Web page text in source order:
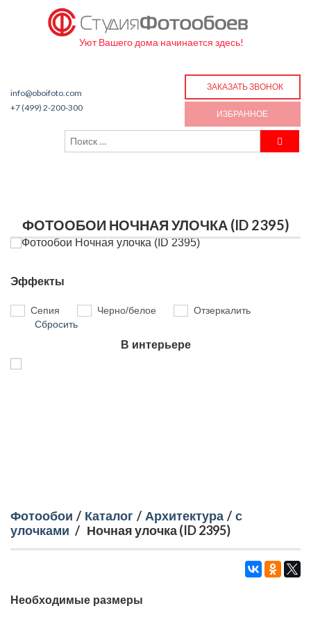
Уют Вашего дома начинается здесь!
info@oboifoto.com
+7 (499) 2-200-300
ЗАКАЗАТЬ ЗВОНОК
ИЗБРАННОЕ
ФОТООБОИ НОЧНАЯ УЛОЧКА (ID 2395)
Эффекты
Сепия Черно/белое
Отзеркалить
Сбросить
В интерьере
Фотообои / Каталог / Архитектура / с
улочками / Ночная улочка (ID 2395)
Необходимые размеры